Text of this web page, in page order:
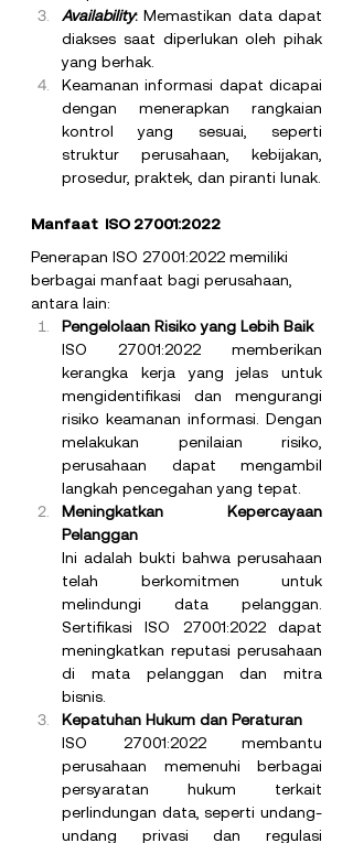
Availability: Memastikan data dapat
diakses saat diperlukan oleh pihak
yang berhak.
Keamanan informasi dapat dicapai
dengan menerapkan rangkaian
kontrol yang sesuai, seperti
struktur perusahaan, kebijakan,
prosedur, praktek, dan piranti lunak.
Manfaat  ISO 27001:2022
Penerapan ISO 27001:2022 memiliki
berbagai manfaat bagi perusahaan,
antara lain:
Pengelolaan Risiko yang Lebih Baik
ISO 27001:2022 memberikan
kerangka kerja yang jelas untuk
mengidentifikasi dan mengurangi
risiko keamanan informasi. Dengan
melakukan penilaian risiko,
perusahaan dapat mengambil
langkah pencegahan yang tepat.
Meningkatkan Kepercayaan
Pelanggan
Ini adalah bukti bahwa perusahaan
telah berkomitmen untuk
melindungi data pelanggan.
Sertifikasi ISO 27001:2022 dapat
meningkatkan reputasi perusahaan
di mata pelanggan dan mitra
bisnis.
Kepatuhan Hukum dan Peraturan
ISO 27001:2022 membantu
perusahaan memenuhi berbagai
persyaratan hukum terkait
perlindungan data, seperti undang-
undang privasi dan regulasi